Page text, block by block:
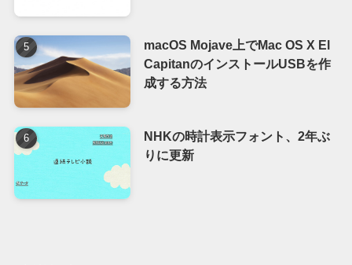
macOS Mojave上でMac OS X El
CapitanのインストールUSBを作
成する方法
NHKの時計表示フォント、2年ぶ
りに更新